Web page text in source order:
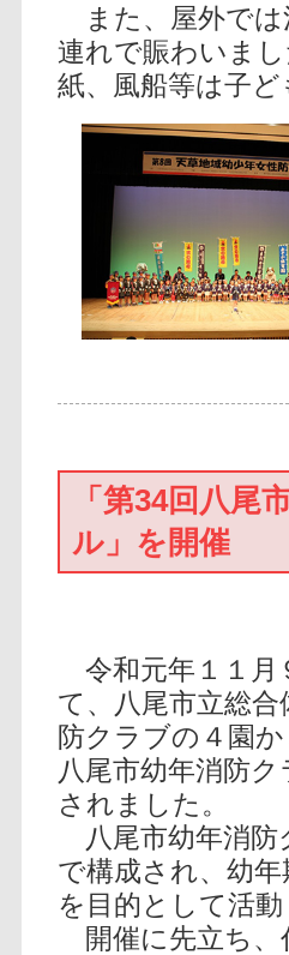
また、屋外では
連れで賑わいま
紙、風船等は子
「第34回八尾
ル」を開催
令和元年１１月
て、八尾市立総
防クラブの４園
八尾市幼年消防
されました。
八尾市幼年消防
で構成され、幼
を目的として活
開催に先立ち、